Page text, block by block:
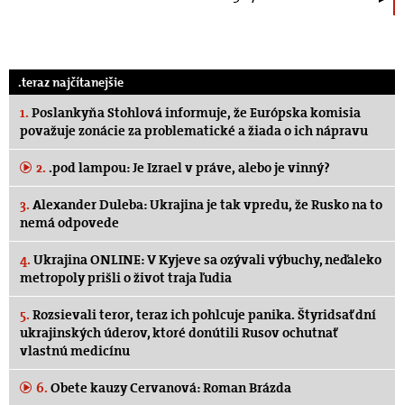
.teraz najčítanejšie
1. Poslankyňa Stohlová informuje, že Európska komisia
považuje zonácie za problematické a žiada o ich nápravu
2. .pod lampou: Je Izrael v práve, alebo je vinný?
3. Alexander Duleba: Ukrajina je tak vpredu, že Rusko na to
nemá odpovede
4. Ukrajina ONLINE: V Kyjeve sa ozývali výbuchy, neďaleko
metropoly prišli o život traja ľudia
5. Rozsievali teror, teraz ich pohlcuje panika. Štyridsať dní
ukrajinských úderov, ktoré donútili Rusov ochutnať
vlastnú medicínu
6. Obete kauzy Cervanová: Roman Brázda